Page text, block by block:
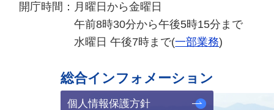
開庁時間： 月曜日から金曜日
午前8時30分から午後5時15分まで
水曜日 午後7時まで(一部業務)
総合インフォメーション
個人情報保護方針